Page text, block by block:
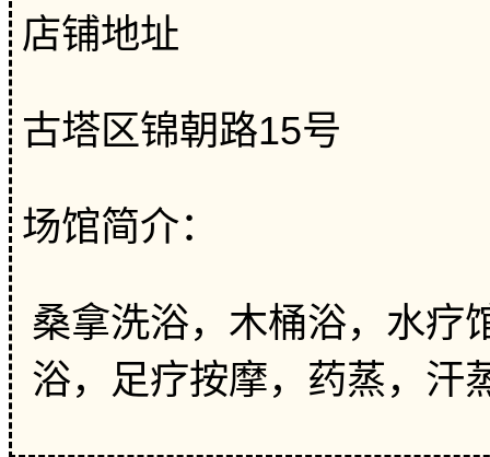
店铺地址
古塔区锦朝路15号
场馆简介：
桑拿洗浴，木桶浴，水疗
浴，足疗按摩，药蒸，汗